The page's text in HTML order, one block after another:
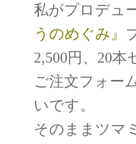
私がプロデュ
うのめぐみ』
2,500円、20
ご注文フォー
いです。
そのままツマ